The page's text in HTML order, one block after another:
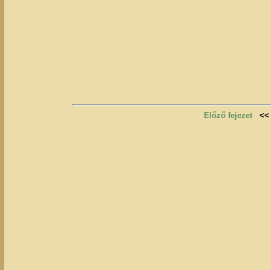
Előző fejezet <<